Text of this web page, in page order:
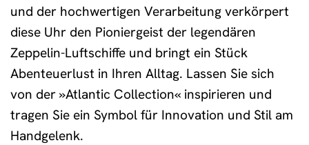
und der hochwertigen Verarbeitung verkörpert
diese Uhr den Pioniergeist der legendären
Zeppelin-Luftschiffe und bringt ein Stück
Abenteuerlust in Ihren Alltag. Lassen Sie sich
von der »Atlantic Collection« inspirieren und
tragen Sie ein Symbol für Innovation und Stil am
Handgelenk.